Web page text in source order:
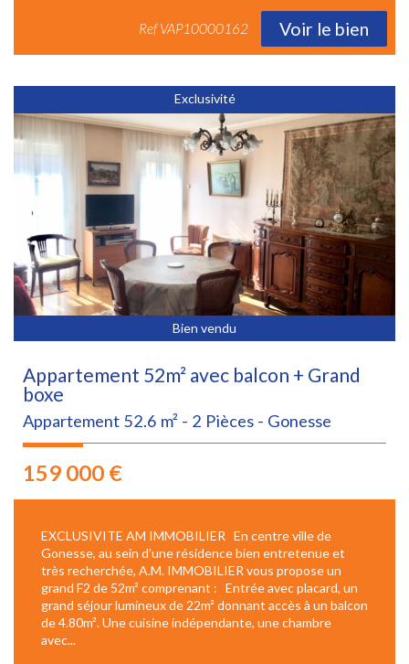
RefVAP10000162 Voir le bien
Bien vendu
Exclusivité
Appartement 52m² avec balcon + Grand
boxe
Appartement 52.6 m² - 2 Pièces - Gonesse
159 000 €
EXCLUSIVITE AM IMMOBILIER En centre ville de
Gonesse, au sein d’une résidence bien entretenue et
très recherchée, A.M. IMMOBILIER vous propose un
grand F2 de 52m² comprenant : Entrée avec placard, un
grand séjour lumineux de 22m² donnant accès à un balcon
de 4.80m². Une cuisine indépendante, une chambre
avec...